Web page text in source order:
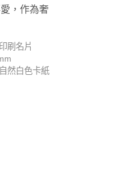
，作為奢
刷名片
然白色卡紙